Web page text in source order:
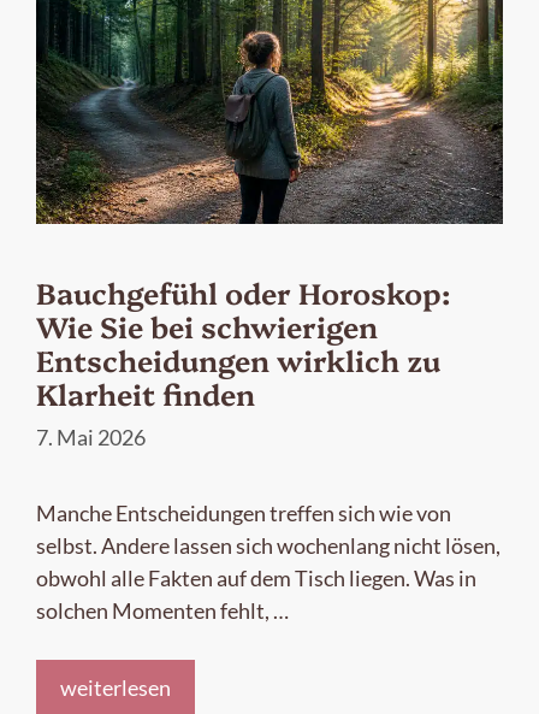
Bauchgefühl oder Horoskop:
Wie Sie bei schwierigen
Entscheidungen wirklich zu
Klarheit finden
7. Mai 2026
Manche Entscheidungen treffen sich wie von
selbst. Andere lassen sich wochenlang nicht lösen,
obwohl alle Fakten auf dem Tisch liegen. Was in
solchen Momenten fehlt, …
weiterlesen